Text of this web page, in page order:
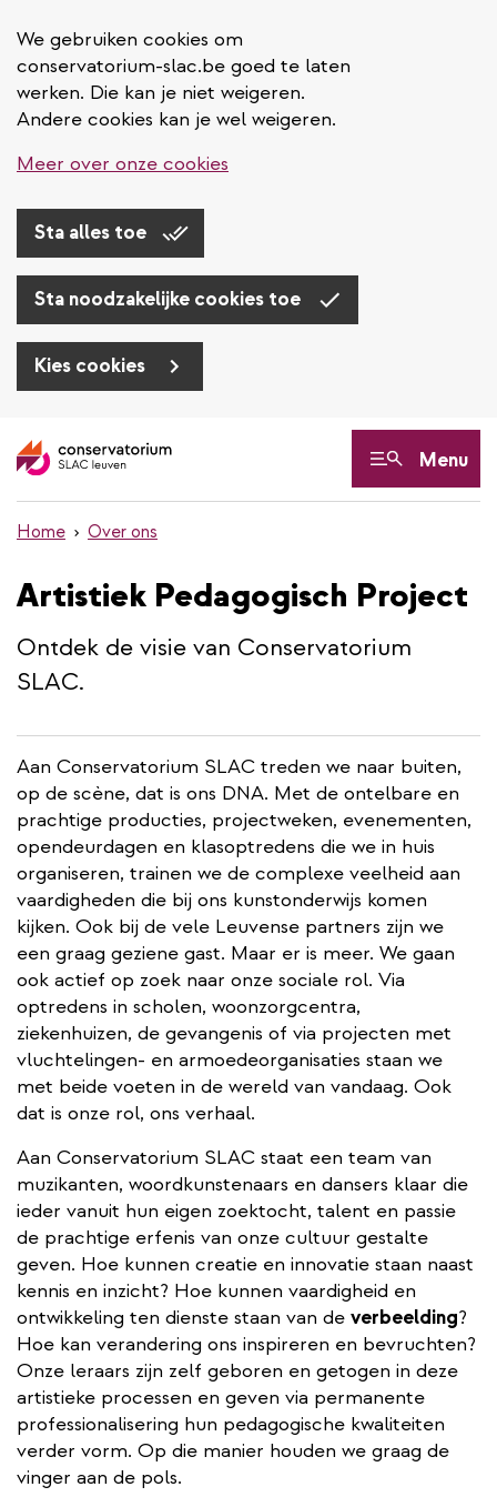
We gebruiken cookies om
conservatorium-slac.be goed te laten
werken. Die kan je niet weigeren.
Andere cookies kan je wel weigeren.
Meer over onze cookies
Sta alles toe
Sta noodzakelijke cookies toe
Kies cookies
en
inhoud
Menu
Home Over ons
Artistiek Pedagogisch Project
Ontdek de visie van Conservatorium
SLAC.
Aan Conservatorium SLAC treden we naar buiten,
op de scène, dat is ons DNA. Met de ontelbare en
prachtige producties, projectweken, evenementen,
opendeurdagen en klasoptredens die we in huis
organiseren, trainen we de complexe veelheid aan
vaardigheden die bij ons kunstonderwijs komen
kijken. Ook bij de vele Leuvense partners zijn we
een graag geziene gast. Maar er is meer. We gaan
ook actief op zoek naar onze sociale rol. Via
optredens in scholen, woonzorgcentra,
ziekenhuizen, de gevangenis of via projecten met
vluchtelingen- en armoedeorganisaties staan we
met beide voeten in de wereld van vandaag. Ook
dat is onze rol, ons verhaal.
Aan Conservatorium SLAC staat een team van
muzikanten, woordkunstenaars en dansers klaar die
ieder vanuit hun eigen zoektocht, talent en passie
de prachtige erfenis van onze cultuur gestalte
geven. Hoe kunnen creatie en innovatie staan naast
kennis en inzicht? Hoe kunnen vaardigheid en
ontwikkeling ten dienste staan van de verbeelding?
Hoe kan verandering ons inspireren en bevruchten?
Onze leraars zijn zelf geboren en getogen in deze
artistieke processen en geven via permanente
professionalisering hun pedagogische kwaliteiten
verder vorm. Op die manier houden we graag de
vinger aan de pols.